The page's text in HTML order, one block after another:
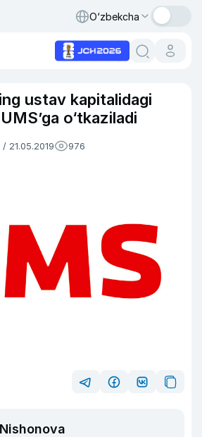
O‘zbekcha
ustav kapitalidagi
o‘tkaziladi
/ 21.05.2019 976